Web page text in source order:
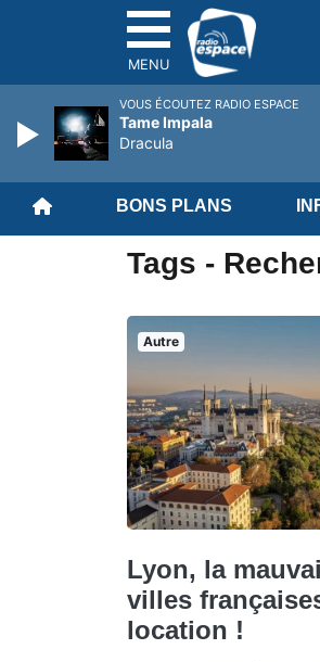
MENU
BONS PLANS
Tags -
Autre
Lyon, la
villes
location !
VOUS ÉCOUTEZ RADIO ESPACE
Tame Impala
Dracula